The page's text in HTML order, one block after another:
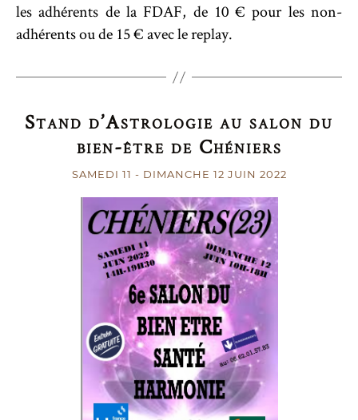
les adhérents de la FDAF, de 10 € pour les non-
adhérents ou de 15 € avec le replay.
Stand d’Astrologie au salon du
bien-être de Chéniers
SAMEDI 11 - DIMANCHE 12 JUIN 2022